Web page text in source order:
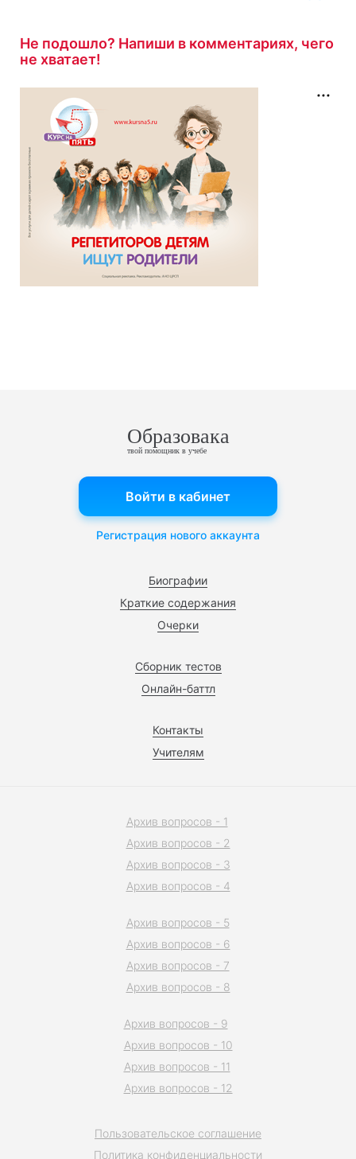
Не подошло? Напиши в комментариях, чего
не хватает!
Образовака
твой помощник в учебе
Биографии
Краткие содержания
Очерки
Сборник тестов
Онлайн-баттл
Контакты
Учителям
Войти в кабинет
Регистрация нового аккаунта
Пользовательское соглашение
Политика конфиденциальности
Архив вопросов - 1
Архив вопросов - 2
Архив вопросов - 3
Архив вопросов - 4
Архив вопросов - 5
Архив вопросов - 6
Архив вопросов - 7
Архив вопросов - 8
Архив вопросов - 9
Архив вопросов - 10
Архив вопросов - 11
Архив вопросов - 12